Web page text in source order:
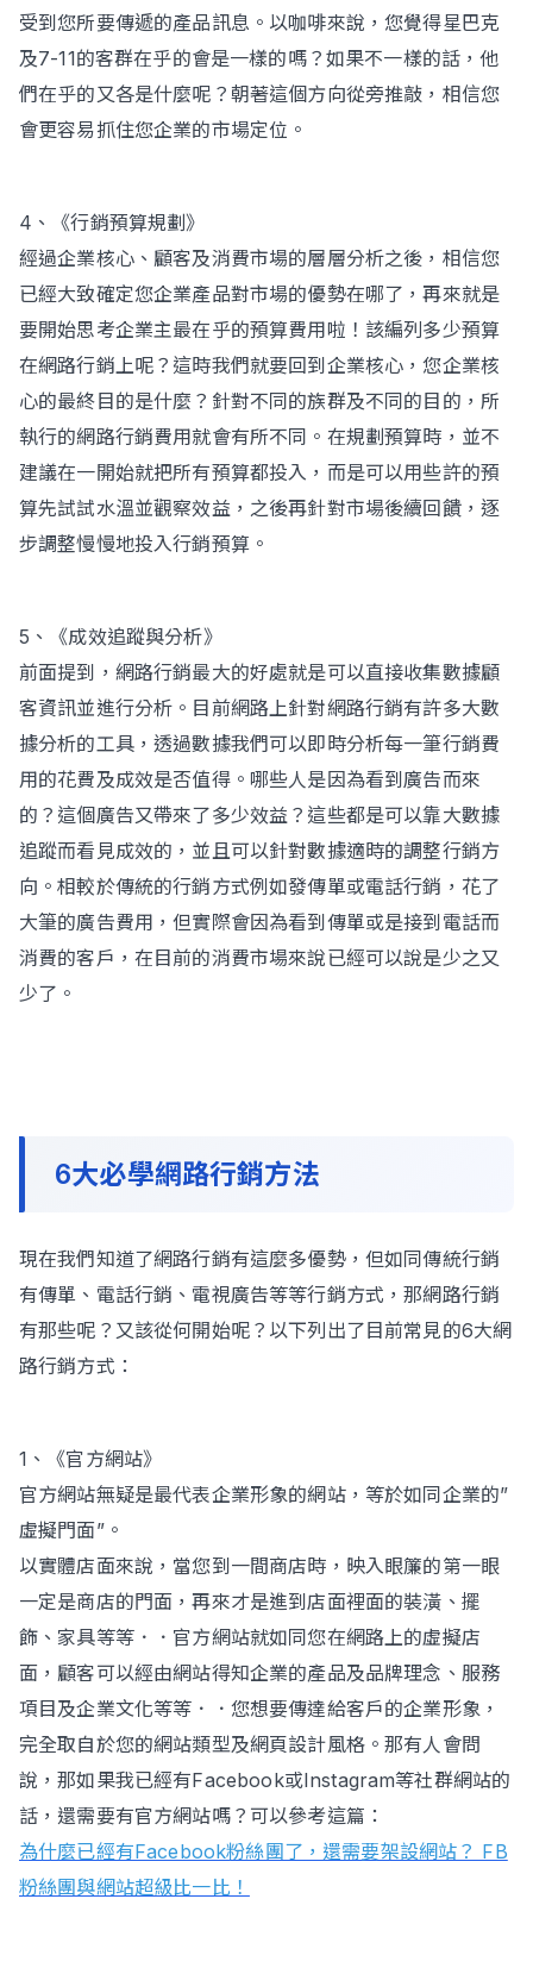
受到您所要傳遞的產品訊息。以咖啡來說，您覺得星巴克
及7-11的客群在乎的會是一樣的嗎？如果不一樣的話，他
們在乎的又各是什麼呢？朝著這個方向從旁推敲，相信您
會更容易抓住您企業的市場定位。
4、《行銷預算規劃》
經過企業核心、顧客及消費市場的層層分析之後，相信您
已經大致確定您企業產品對市場的優勢在哪了，再來就是
要開始思考企業主最在乎的預算費用啦！該編列多少預算
在網路行銷上呢？這時我們就要回到企業核心，您企業核
心的最終目的是什麼？針對不同的族群及不同的目的，所
執行的網路行銷費用就會有所不同。在規劃預算時，並不
建議在一開始就把所有預算都投入，而是可以用些許的預
算先試試水溫並觀察效益，之後再針對市場後續回饋，逐
步調整慢慢地投入行銷預算。
5、《成效追蹤與分析》
前面提到，網路行銷最大的好處就是可以直接收集數據顧
客資訊並進行分析。目前網路上針對網路行銷有許多大數
據分析的工具，透過數據我們可以即時分析每一筆行銷費
用的花費及成效是否值得。哪些人是因為看到廣告而來
的？這個廣告又帶來了多少效益？這些都是可以靠大數據
追蹤而看見成效的，並且可以針對數據適時的調整行銷方
向。相較於傳統的行銷方式例如發傳單或電話行銷，花了
大筆的廣告費用，但實際會因為看到傳單或是接到電話而
消費的客戶，在目前的消費市場來說已經可以說是少之又
少了。
6大必學網路行銷方法
現在我們知道了網路行銷有這麼多優勢，但如同傳統行銷
有傳單、電話行銷、電視廣告等等行銷方式，那網路行銷
有那些呢？又該從何開始呢？以下列出了目前常見的6大網
路行銷方式：
1、《官方網站》
官方網站無疑是最代表企業形象的網站，等於如同企業的”
虛擬門面”。
以實體店面來說，當您到一間商店時，映入眼簾的第一眼
一定是商店的門面，再來才是進到店面裡面的裝潢、擺
飾、家具等等．．官方網站就如同您在網路上的虛擬店
面，顧客可以經由網站得知企業的產品及品牌理念、服務
項目及企業文化等等．．您想要傳達給客戶的企業形象，
完全取自於您的網站類型及網頁設計風格。那有人會問
說，那如果我已經有Facebook或Instagram等社群網站的
話，還需要有官方網站嗎？可以參考這篇：
為什麼已經有Facebook粉絲團了，還需要架設網站？ FB
粉絲團與網站超級比一比！